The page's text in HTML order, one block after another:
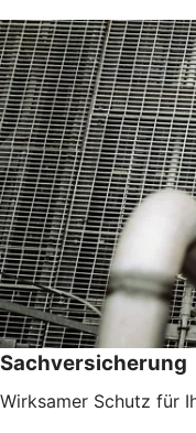
Sachversicherung
Wirksamer Schutz für